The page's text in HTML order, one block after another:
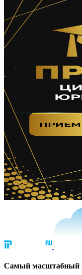
Cамый масштабный